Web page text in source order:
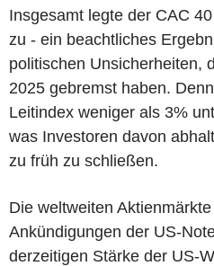
Insgesamt legte der CAC
zu - ein beachtliches
politischen Unsicherheiten,
2025 gebremst haben.
Leitindex weniger als 3%
was Investoren davon
zu früh zu schließen.
Die weltweiten
Ankündigungen der US-
derzeitigen Stärke der US-